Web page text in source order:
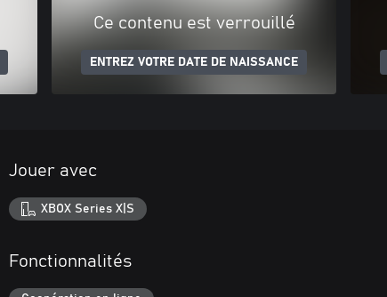
Ce contenu est verrouillé
ENTREZ VOTRE DATE DE NAISSANCE
Jouer avec
XBOX Series X|S
Fonctionnalités